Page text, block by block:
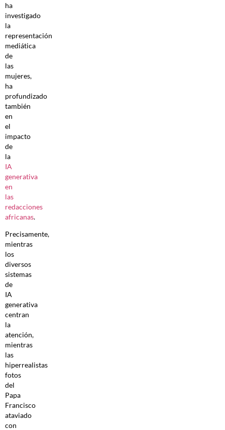
ha
investigado
la
representación
mediática
de
las
mujeres,
ha
profundizado
también
en
el
impacto
de
la
IA
generativa
en
las
redacciones
africanas.
Precisamente,
mientras
los
diversos
sistemas
de
IA
generativa
centran
la
atención,
mientras
las
hiperrealistas
fotos
del
Papa
Francisco
ataviado
con